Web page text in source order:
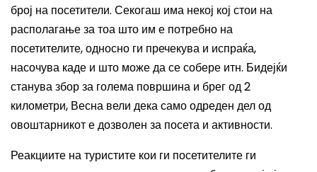
број на посетители. Секогаш има некој кој стои на
располагање за тоа што им е потребно на
посетителите, односно ги пречекува и испраќа,
насочува каде и што може да се собере итн. Бидејќи
станува збор за голема површина и брег од 2
километри, Весна вели декасамо одреден дел од
овоштарникот е дозволен за посета и активности.
Реакциите на туристите кои ги посетителите ги